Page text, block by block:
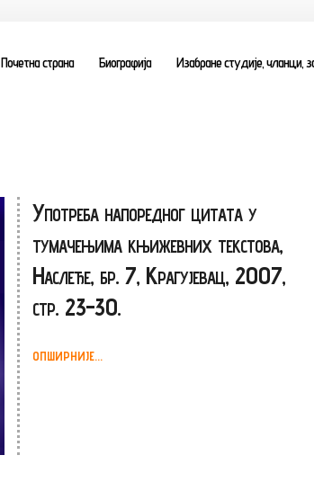
Почетна страна Биографија Изабране студије, чланци,
Употреба напоредног цитата у
тумачењима књижевних текстова,
Наслеђе, бр. 7, Крагујевац, 2007,
стр. 23-30.
ОПШИРНИЈЕ...